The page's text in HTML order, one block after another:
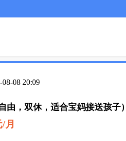
08 20:09
由，双休，适合宝妈接送孩子）
月